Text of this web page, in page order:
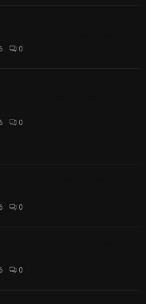
0
0
0
0